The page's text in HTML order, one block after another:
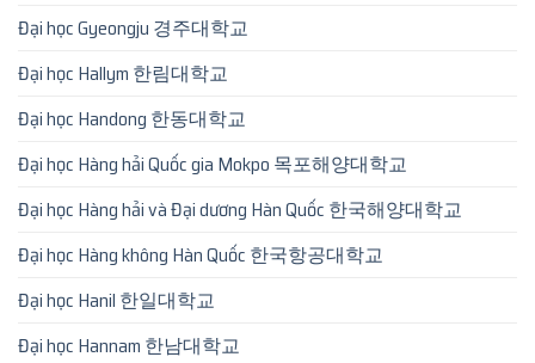
Đại học Gyeongju 경주대학교
Đại học Hallym 한림대학교
Đại học Handong 한동대학교
Đại học Hàng hải Quốc gia Mokpo 목포해양대학교
Đại học Hàng hải và Đại dương Hàn Quốc 한국해양대학교
Đại học Hàng không Hàn Quốc 한국항공대학교
Đại học Hanil 한일대학교
Đại học Hannam 한남대학교